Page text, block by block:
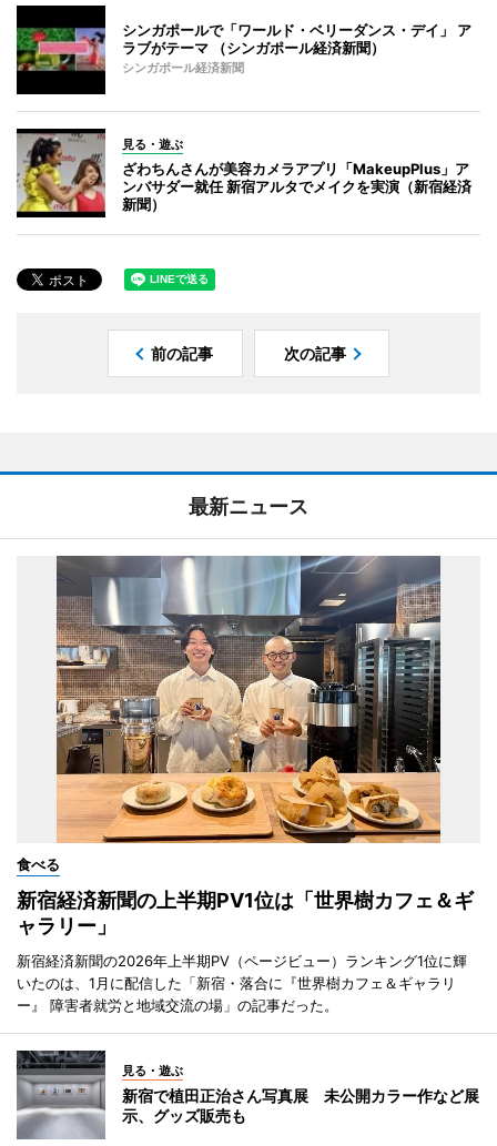
シンガポールで「ワールド・ベリーダンス・デイ」 ア
ラブがテーマ （シンガポール経済新聞）
シンガポール経済新聞
見る・遊ぶ
ざわちんさんが美容カメラアプリ「MakeupPlus」ア
ンバサダー就任 新宿アルタでメイクを実演（新宿経済
新聞）
前の記事 次の記事
最新ニュース
食べる
新宿経済新聞の上半期PV1位は「世界樹カフェ＆ギ
ャラリー」
新宿経済新聞の2026年上半期PV（ページビュー）ランキング1位に輝
いたのは、1月に配信した「新宿・落合に『世界樹カフェ＆ギャラリ
ー』 障害者就労と地域交流の場」の記事だった。
見る・遊ぶ
新宿で植田正治さん写真展 未公開カラー作など展
示、グッズ販売も